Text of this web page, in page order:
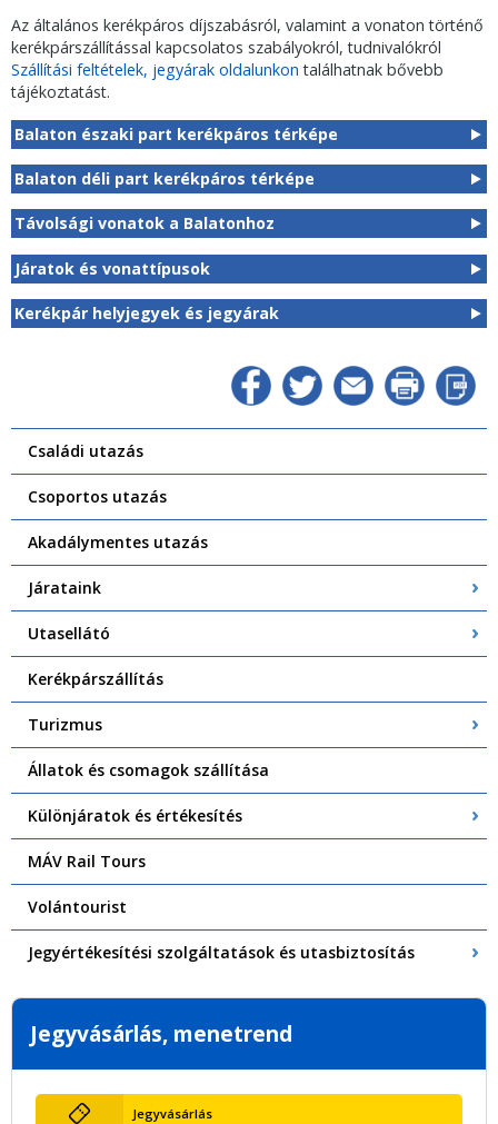
Az általános kerékpáros díjszabásról, valamint a vonaton történő
kerékpárszállítással kapcsolatos szabályokról, tudnivalókról
Szállítási feltételek, jegyárak oldalunkon találhatnak bővebb
tájékoztatást.
Balaton északi part kerékpáros térképe
Balaton déli part kerékpáros térképe
Távolsági vonatok a Balatonhoz
Járatok és vonattípusok
Kerékpár helyjegyek és jegyárak
Családi utazás
Csoportos utazás
Akadálymentes utazás
Járataink
Utasellátó
Kerékpárszállítás
Turizmus
Állatok és csomagok szállítása
Különjáratok és értékesítés
MÁV Rail Tours
Volántourist
Jegyértékesítési szolgáltatások és utasbiztosítás
Jegyvásárlás, menetrend
Jegyvásárlás